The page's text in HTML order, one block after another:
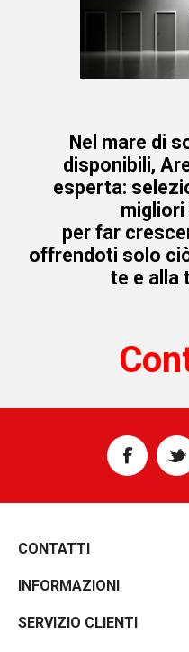
Nel mare di
disponibili,
esperta:
per far
offrendoti solo
te e alla
CONTATTI
INFORMAZIONI
SERVIZIO CLIENTI